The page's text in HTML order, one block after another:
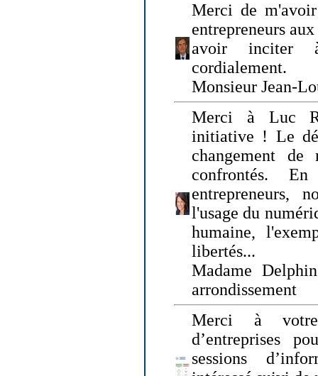
Merci de
entrepreneurs
avoir inciter
cordialement.
Monsieur Jean-
Merci à Luc
initiative ! Le
changement de
confrontés.
entrepreneurs,
l'usage du
humaine,
libertés...
Madame
arrondissement
Merci à
d’entreprises
sessions